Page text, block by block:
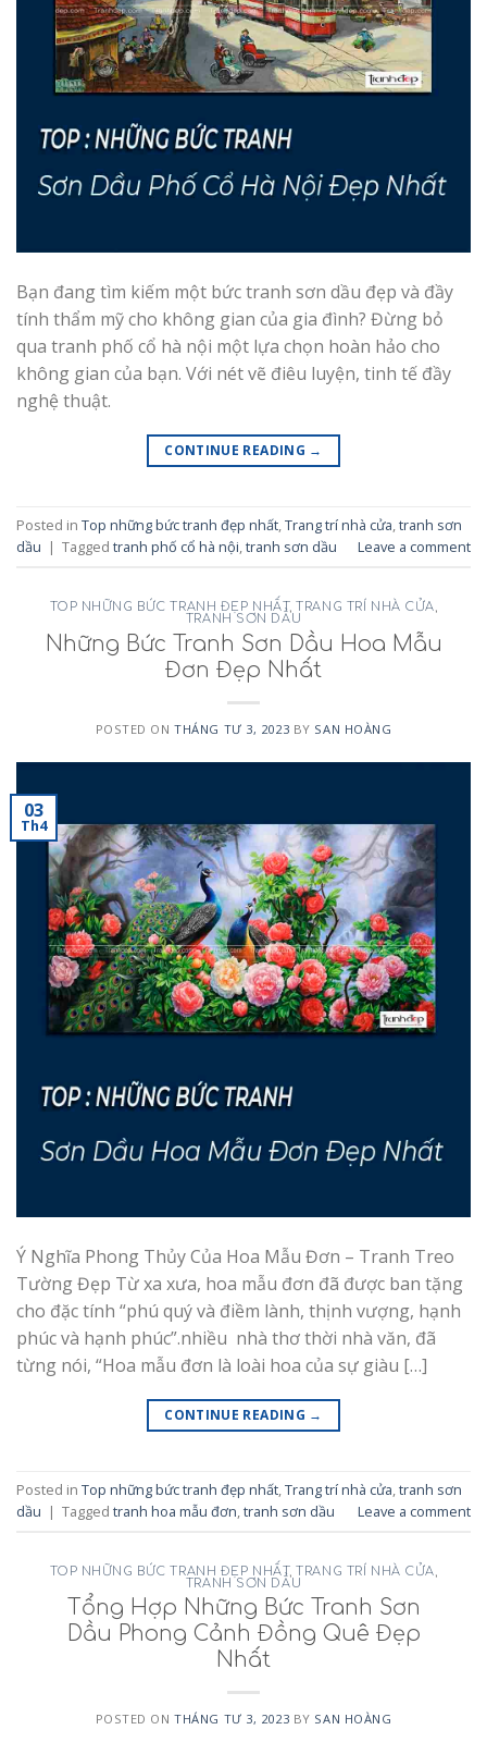
Bạn đang tìm kiếm một bức tranh sơn dầu đẹp và đầy
tính thẩm mỹ cho không gian của gia đình? Đừng bỏ
qua tranh phố cổ hà nội một lựa chọn hoàn hảo cho
không gian của bạn. Với nét vẽ điêu luyện, tinh tế đầy
nghệ thuật.
CONTINUE READING →
Posted in Top những bức tranh đẹp nhất,Trang trí nhà cửa,tranh sơn
dầu | Tagged tranh phố cổ hà nội,tranh sơn dầu Leave a comment
TOP NHỮNG BỨC TRANH ĐẸP NHẤT,TRANG TRÍ NHÀ CỬA,
TRANH SƠN DẦU
Những Bức Tranh Sơn Dầu Hoa Mẫu
Đơn Đẹp Nhất
POSTED ONTHÁNG TƯ 3, 2023 BY SAN HOÀNG
03
Th4
Ý Nghĩa Phong Thủy Của Hoa Mẫu Đơn – Tranh Treo
Tường Đẹp Từ xa xưa, hoa mẫu đơn đã được ban tặng
cho đặc tính “phú quý và điềm lành, thịnh vượng, hạnh
phúc và hạnh phúc”.nhiều nhà thơ thời nhà văn, đã
từng nói, “Hoa mẫu đơn là loài hoa của sự giàu […]
CONTINUE READING →
Posted in Top những bức tranh đẹp nhất,Trang trí nhà cửa,tranh sơn
dầu | Tagged tranh hoa mẫu đơn,tranh sơn dầu Leave a comment
TOP NHỮNG BỨC TRANH ĐẸP NHẤT,TRANG TRÍ NHÀ CỬA,
TRANH SƠN DẦU
Tổng Hợp Những Bức Tranh Sơn
Dầu Phong Cảnh Đồng Quê Đẹp
Nhất
POSTED ONTHÁNG TƯ 3, 2023 BY SAN HOÀNG